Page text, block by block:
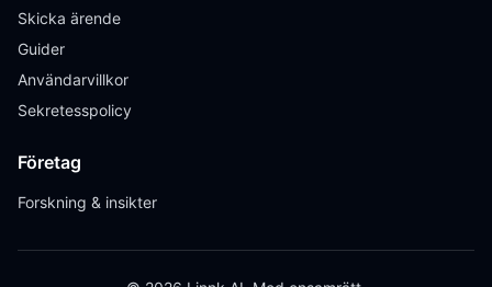
Skicka ärende
Guider
Användarvillkor
Sekretesspolicy
Företag
Forskning & insikter